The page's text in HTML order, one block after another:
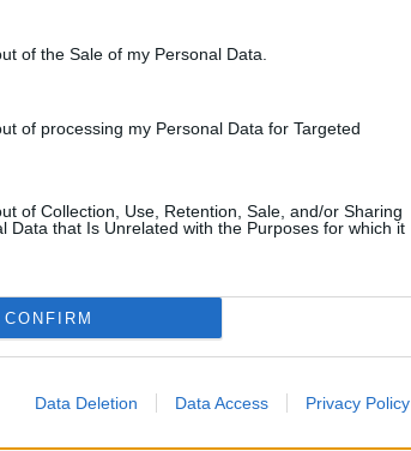
of the Sale of my Personal Data.
of processing my Personal Data for Targeted
of Collection, Use, Retention, Sale, and/or Sharing
Data that Is Unrelated with the Purposes for which it
CONFIRM
Data Deletion Data Access Privacy Policy